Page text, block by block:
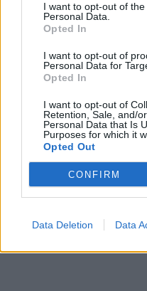
I want to opt-out of
Personal Data.
Opted In
I want to opt-out of
Personal Data for
Opted In
I want to opt-out of
Retention, Sale, and/
Personal Data that Is
Purposes for which it
Opted Out
CONFIRM
Data Deletion Data
Biografía de Jarabe De